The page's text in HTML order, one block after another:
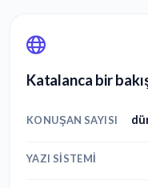
Katalanca bir
KONUŞAN SAYISI
YAZI SISTEMI